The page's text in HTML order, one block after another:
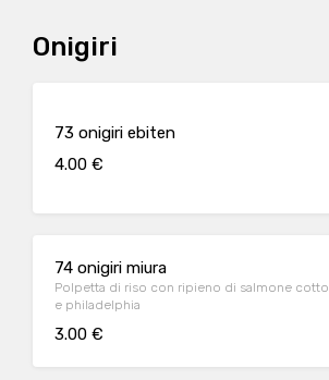
Onigiri
73 onigiri ebiten
4.00 €
74 onigiri miura
Polpetta di riso con ripieno di salmone cotto
e philadelphia
3.00 €